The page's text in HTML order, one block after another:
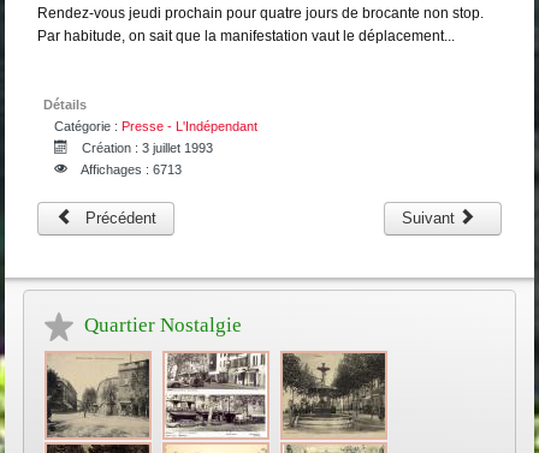
Rendez-vous jeudi prochain pour quatre jours de brocante non stop.
Par habitude, on sait que la manifestation vaut le déplacement...
Détails
Catégorie : Presse - L'Indépendant
Création : 3 juillet 1993
Affichages : 6713
Précédent Suivant
Quartier Nostalgie